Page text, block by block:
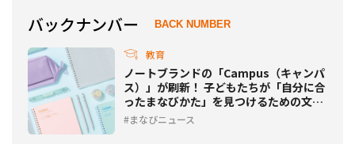
バックナンバー BACK NUMBER
教育
ノートブランドの「Campus（キャンパ
ス）」が刷新！ 子どもたちが「自分に合
ったまなびかた」を見つけるための文具
12種類が登場
まなびニュース